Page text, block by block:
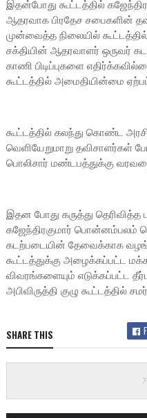
இதன்போது கூட்டத்தில்
ஆதரவாக பிரதேச சபைகளின்
முன்வைத்த நிலையில்
சக்தியின் ஆதரவாளர் ஒருவர்
காணி பிடிப்புகளை
கூட்டத்தில் அமைதியின்மை
கூட்டத்தில் கலந்து கொண்ட
வெளியேறுமாறு தவிசாளர்கள்
பொலிசார் மண்டபத்துக்கு
இதன போது கருத்து தெரிவித்த
கஜேந்திரகுமார் பொன்னம்பலம்
கடற்படையின் தேவைக்காக
கூட்டத்துக்கு அழைக்கப்பட்ட
விவரங்களையும் எடுக்கப்பட்ட
அபிவிருத்தி குழு கூட்டத்தில்
SHARE THIS